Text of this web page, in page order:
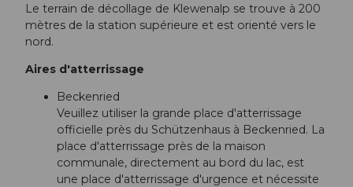
Le terrain de décollage de Klewenalp se trouve à 200
mètres de la station supérieure et est orienté vers le
nord.
Aires d'atterrissage
Beckenried
Veuillez utiliser la grande place d'atterrissage
officielle près du Schützenhaus à Beckenried. La
place d'atterrissage près de la maison
communale, directement au bord du lac, est
une place d'atterrissage d'urgence et nécessite